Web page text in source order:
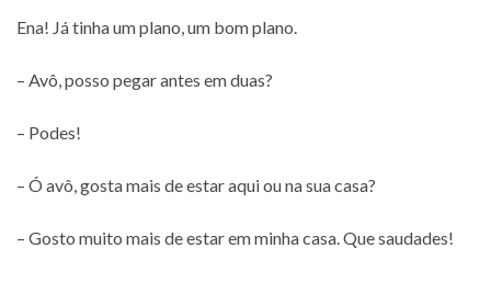
Ena! Já tinha um plano, um bom plano.
– Avô, posso pegar antes em duas?
– Podes!
– Ó avô, gosta mais de estar aqui ou na sua casa?
– Gosto muito mais de estar em minha casa. Que saudades!